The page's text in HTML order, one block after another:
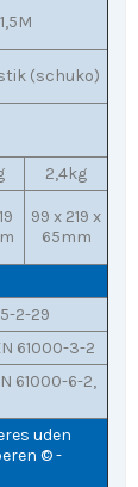
stik (schuko)
2,4kg
99 x 219 x
65mm
2-29
61000-3-2
61000-6-2,
uden
© -